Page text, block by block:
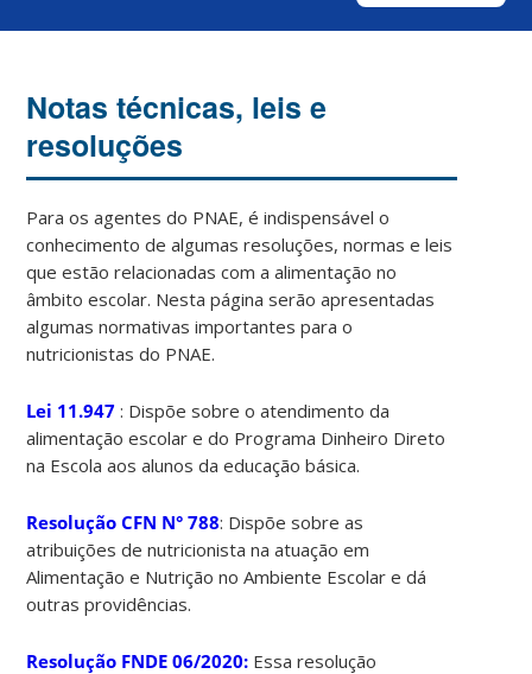
Notas técnicas, leis e
resoluções
Para os agentes do PNAE, é indispensável o
conhecimento de algumas resoluções, normas e leis
que estão relacionadas com a alimentação no
âmbito escolar. Nesta página serão apresentadas
algumas normativas importantes para o
nutricionistas do PNAE.
Lei 11.947 : Dispõe sobre o atendimento da
alimentação escolar e do Programa Dinheiro Direto
na Escola aos alunos da educação básica.
Resolução CFN N° 788: Dispõe sobre as
atribuições de nutricionista na atuação em
Alimentação e Nutrição no Ambiente Escolar e dá
outras providências.
Resolução FNDE 06/2020: Essa resolução